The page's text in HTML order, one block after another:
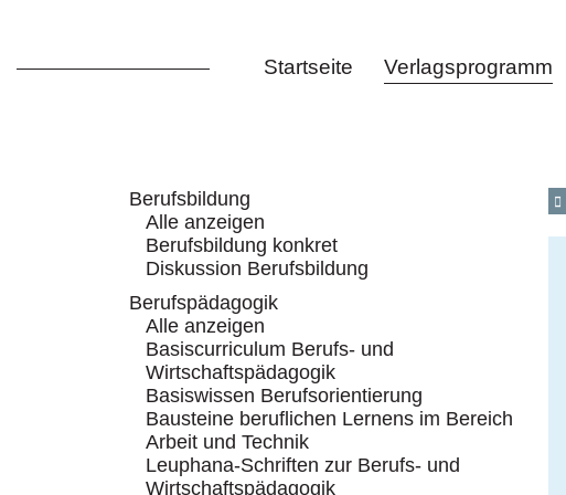
Startseite Verlagsprogramm
Berufsbildung
Alle anzeigen
Berufsbildung konkret
Diskussion Berufsbildung
Berufspädagogik
Alle anzeigen
Basiscurriculum Berufs- und
Wirtschaftspädagogik
Basiswissen Berufsorientierung
Bausteine beruflichen Lernens im Bereich
Arbeit und Technik
Leuphana-Schriften zur Berufs- und
Wirtschaftspädagogik